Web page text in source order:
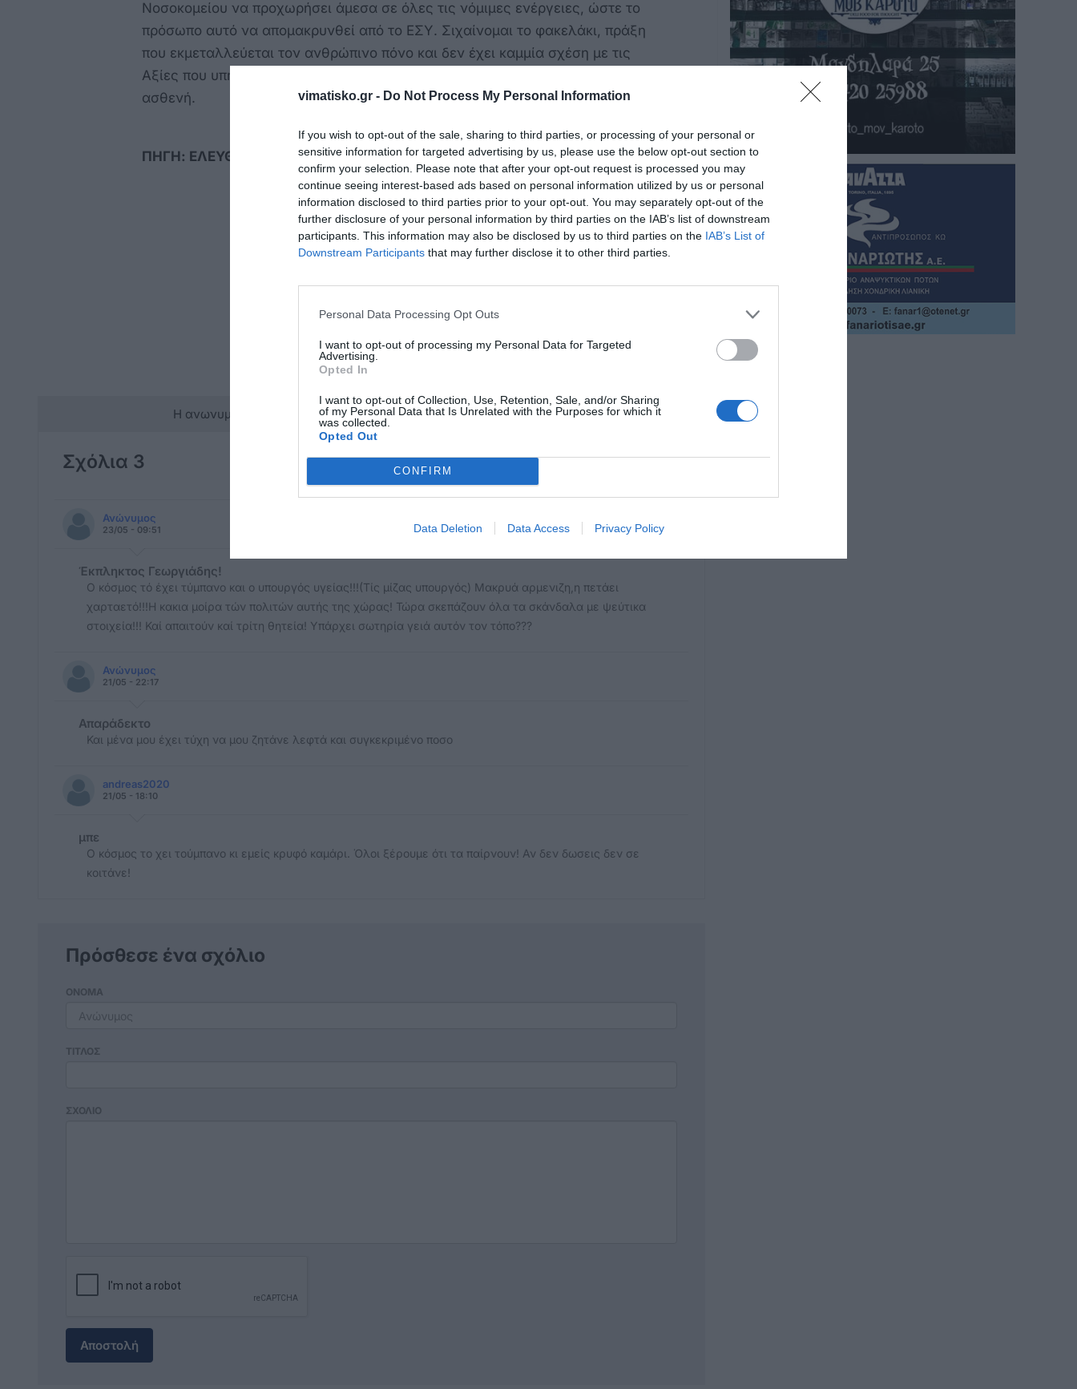
vimatisko.gr - Do Not Process My Personal Information
If you wish to opt-out of the sale, sharing to third parties, or processing of your personal or
sensitive information for targeted advertising by us, please use the below opt-out section to
confirm your selection. Please note that after your opt-out request is processed you may
continue seeing interest-based ads based on personal information utilized by us or personal
information disclosed to third parties prior to your opt-out. You may separately opt-out of the
further disclosure of your personal information by third parties on the IAB’s list of downstream
participants. This information may also be disclosed by us to third parties on the IAB’s List of
Downstream Participants that may further disclose it to other third parties.
Personal Data Processing Opt Outs
I want to opt-out of processing my Personal Data for Targeted
Advertising.
Opted In
I want to opt-out of Collection, Use, Retention, Sale, and/or Sharing
of my Personal Data that Is Unrelated with the Purposes for which it
was collected.
Opted Out
CONFIRM
Data Deletion Data Access Privacy Policy
Νοσοκομείου να προχωρήσει άμεσα σε όλες τις νόμιμες ενέργειες, ώστε το
πρόσωπο αυτό να απομακρυνθεί από το ΕΣΥ. Σιχαίνομαι το φακελάκι, πράξη
που εκμεταλλεύεται τον ανθρώπινο πόνο και δεν έχει καμμία σχέση με τις
Αξίες που υπηρετούμε στο ΕΣΥ. Λυπούμαι πολύ και ζητώ συγγνώμη από την
ασθενή.
ΠΗΓΗ: ΕΛΕΥΘΕΡΟΣ ΤΥΠΟΣ
Η ανωνυμία είναι το καλύτερο κρησφύγετο δειλίας και χυδαιότητας!
Σχόλια 3
Ανώνυμος
23/05 - 09:51
Έκπληκτος Γεωργιάδης!
Ο κόσμος τό έχει τύμπανο και ο υπουργός υγείας!!!(Τίς μίζας υπουργός) Μακρυά αρμενιζη,η πετάει
χαρταετό!!!Η κακια μοίρα τών πολιτών αυτής της χώρας! Τώρα σκεπάζουν όλα τα σκάνδαλα με ψεύτικα
στοιχεία!!! Καί απαιτούν καί τρίτη θητεία! Υπάρχει σωτηρία γειά αυτόν τον τόπο???
Ανώνυμος
21/05 - 22:17
Απαράδεκτο
Και μένα μου έχει τύχη να μου ζητάνε λεφτά και συγκεκριμένο ποσο
andreas2020
21/05 - 18:10
μπε
Ο κόσμος το χει τούμπανο κι εμείς κρυφό καμάρι. Όλοι ξέρουμε ότι τα παίρνουν! Αν δεν δωσεις δεν σε
κοιτάνε!
Πρόσθεσε ένα σχόλιο
ΟΝΟΜΑ
ΤΙΤΛΟΣ
ΣΧΟΛΙΟ
Αποστολή